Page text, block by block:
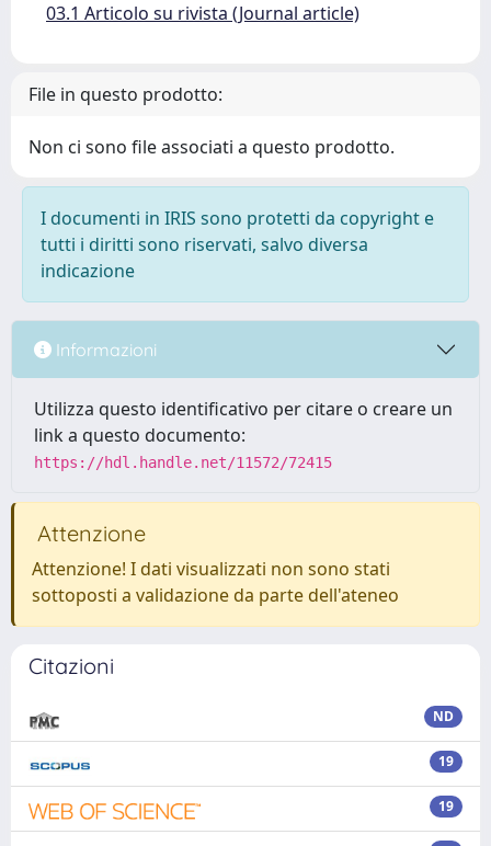
03.1 Articolo su rivista (Journal article)
File in questo prodotto:
Non ci sono file associati a questo prodotto.
I documenti in IRIS sono protetti da copyright e
tutti i diritti sono riservati, salvo diversa
indicazione
Informazioni
Utilizza questo identificativo per citare o creare un
link a questo documento:
https://hdl.handle.net/11572/72415
Attenzione
Attenzione! I dati visualizzati non sono stati
sottoposti a validazione da parte dell'ateneo
Citazioni
ND
19
19